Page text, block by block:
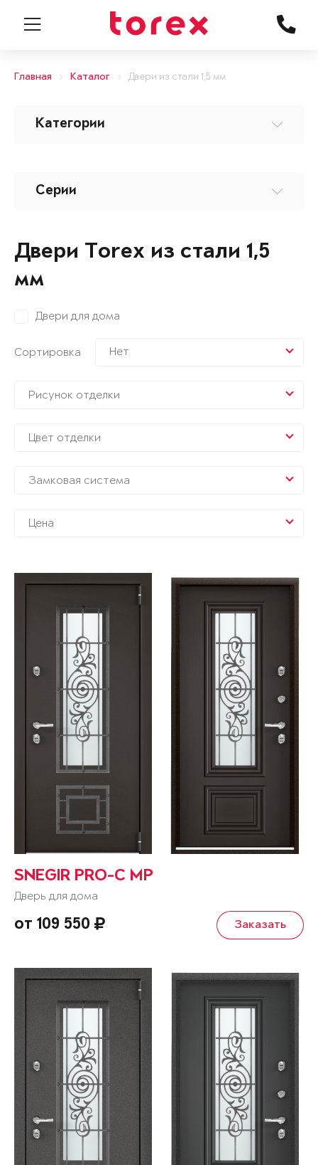
Главная Каталог Двери из стали 1,5 мм
Категории
Серии
Двери Torex из стали 1,5
мм
Двери для дома
Сортировка Нет
Рисунок отделки
Цвет отделки
Замковая система
Цена
SNEGIR PRO-C MP
Дверь для дома
от 109 550 Заказать